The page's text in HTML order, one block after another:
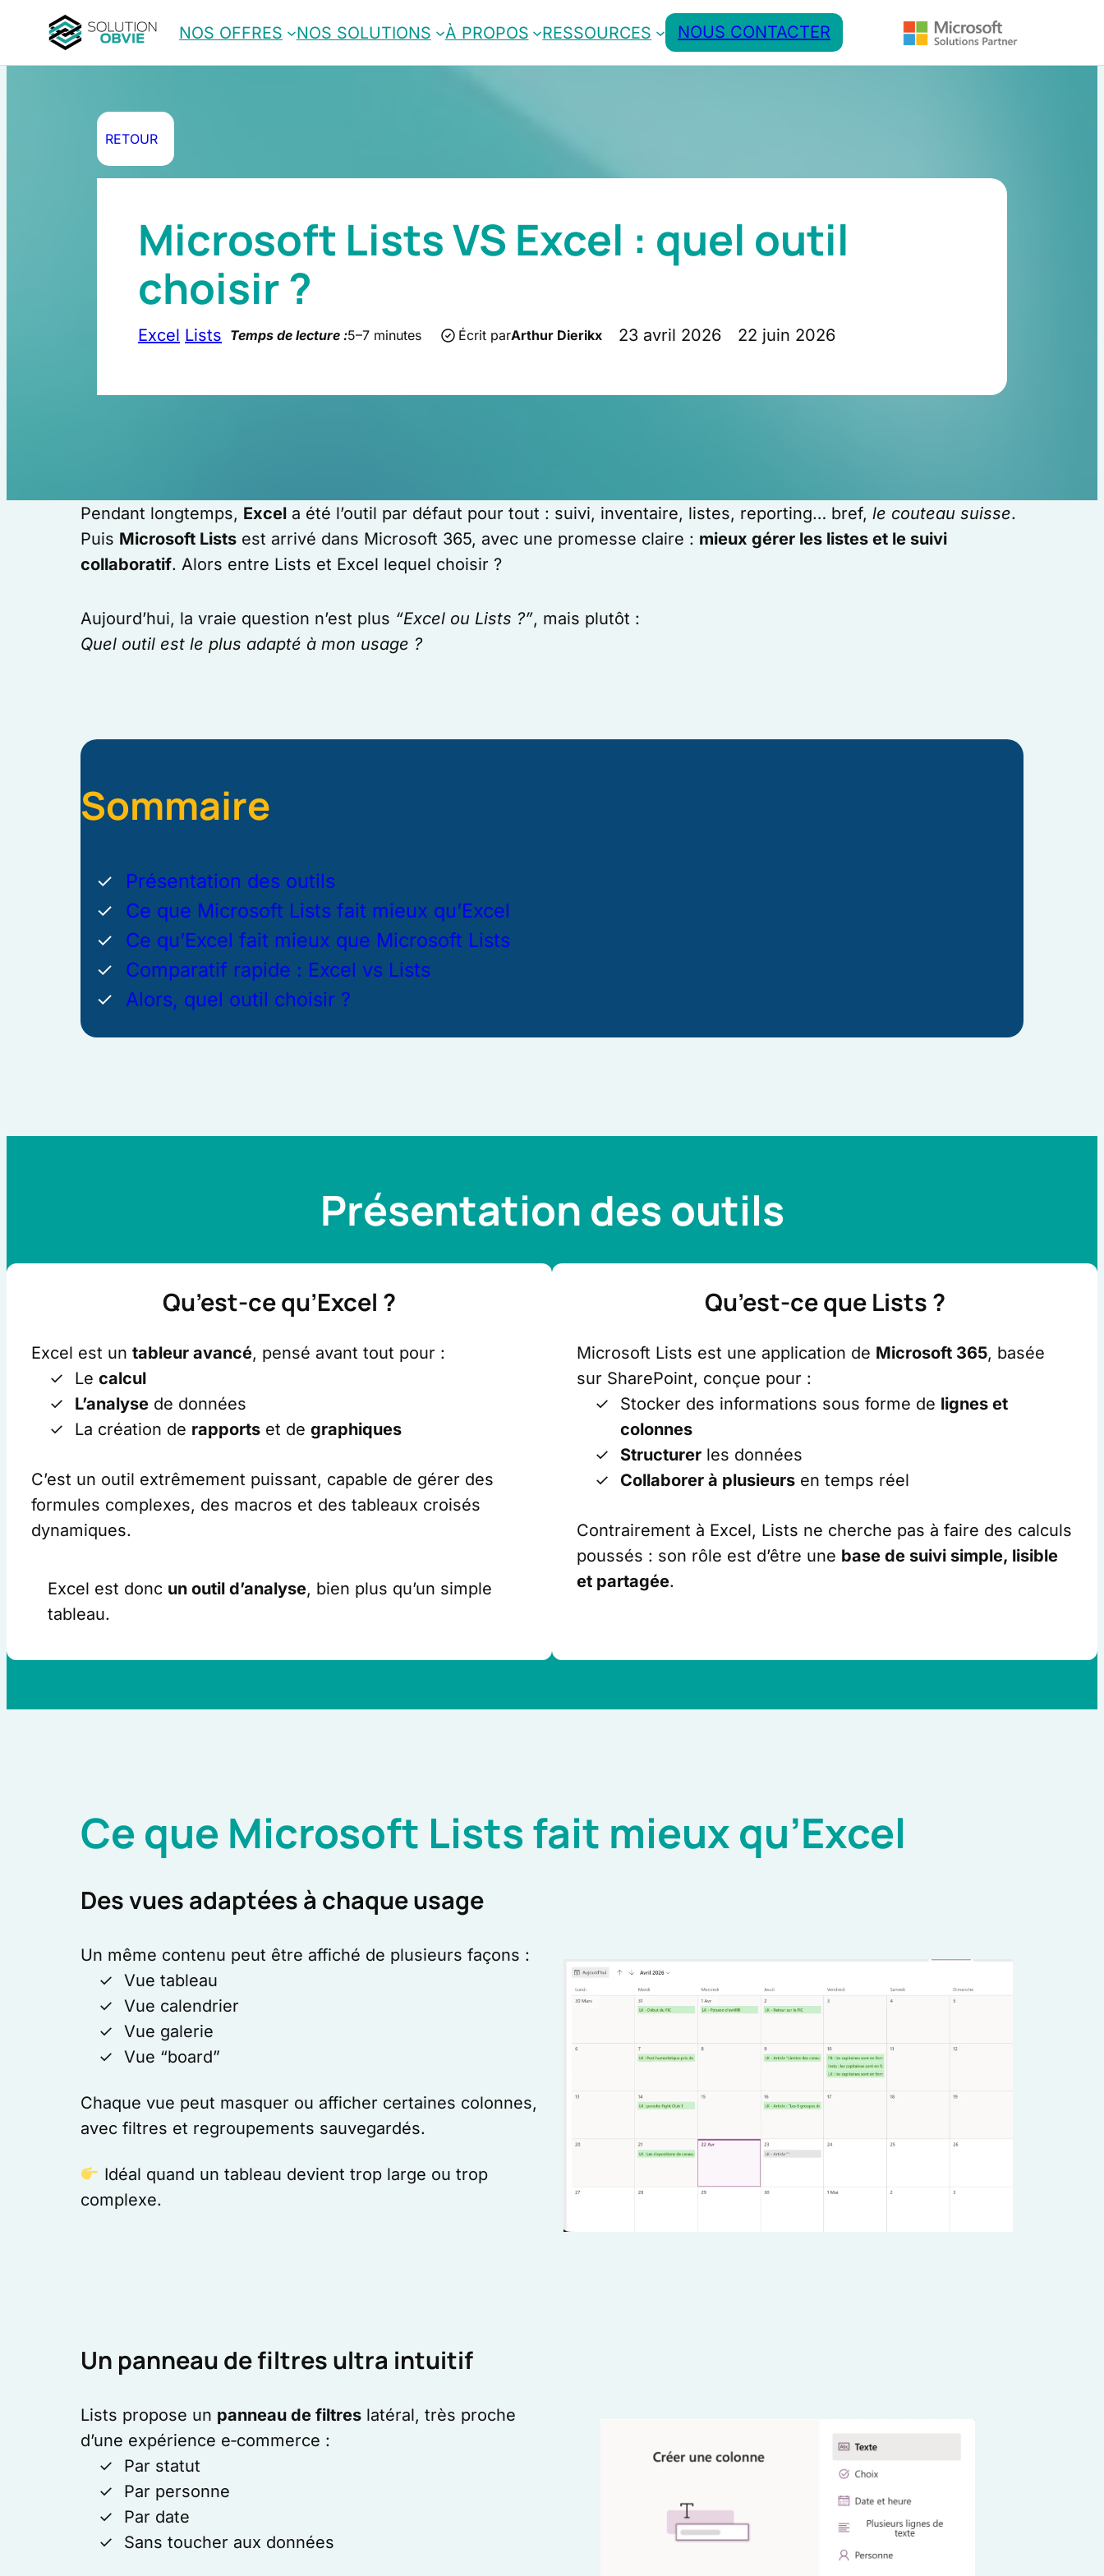
contenu
NOS OFFRES NOS SOLUTIONS À PROPOS RESSOURCES NOUS CONTACTER
RETOUR
Microsoft Lists VS Excel : quel outil
choisir ?
Excel Lists Temps de lecture :5–7 minutes Écrit parArthur Dierikx 23 avril 2026 22 juin 2026
Pendant longtemps, Excel a été l’outil par défaut pour tout : suivi, inventaire, listes, reporting… bref, le couteau suisse.
Puis Microsoft Lists est arrivé dans Microsoft 365, avec une promesse claire : mieux gérer les listes et le suivi
collaboratif. Alors entre Lists et Excel lequel choisir ?
Aujourd’hui, la vraie question n’est plus “Excel ou Lists ?”, mais plutôt :
Quel outil est le plus adapté à mon usage ?
Sommaire
Présentation des outils
Ce que Microsoft Lists fait mieux qu’Excel
Ce qu’Excel fait mieux que Microsoft Lists
Comparatif rapide : Excel vs Lists
Alors, quel outil choisir ?
Présentation des outils
Qu’est-ce qu’Excel ?
Excel est un tableur avancé, pensé avant tout pour :
Le calcul
L’analyse de données
La création de rapports et de graphiques
C’est un outil extrêmement puissant, capable de gérer des
formules complexes, des macros et des tableaux croisés
dynamiques.
Excel est donc un outil d’analyse, bien plus qu’un simple
tableau.
Qu’est-ce que Lists ?
Microsoft Lists est une application de Microsoft 365, basée
sur SharePoint, conçue pour :
Stocker des informations sous forme de lignes et
colonnes
Structurer les données
Collaborer à plusieurs en temps réel
Contrairement à Excel, Lists ne cherche pas à faire des calculs
poussés : son rôle est d’être une base de suivi simple, lisible
et partagée.
Ce que Microsoft Lists fait mieux qu’Excel
Des vues adaptées à chaque usage
Un même contenu peut être affiché de plusieurs façons :
Vue tableau
Vue calendrier
Vue galerie
Vue “board”
Chaque vue peut masquer ou afficher certaines colonnes,
avec filtres et regroupements sauvegardés.
Idéal quand un tableau devient trop large ou trop
complexe.
Un panneau de filtres ultra intuitif
Lists propose un panneau de filtres latéral, très proche
d’une expérience e‑commerce :
Par statut
Par personne
Par date
Sans toucher aux données